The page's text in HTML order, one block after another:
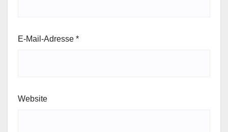
E-Mail-Adresse *
Website